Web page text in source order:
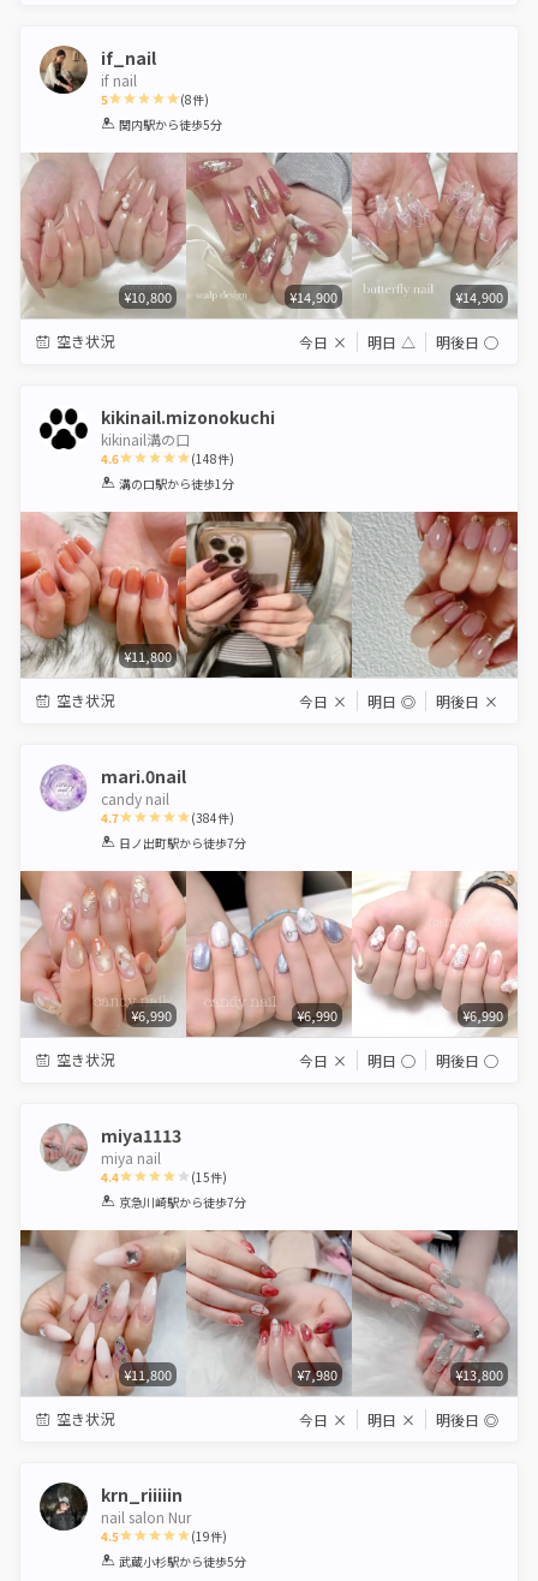
if_nail
if nail
5
1 2 3 4 5
(8件)
関内駅から徒歩5分
¥10,800 ¥14,900 ¥14,900
空き状況 今日 × 明日 △ 明後日 ◯
kikinail.mizonokuchi
kikinail溝の口
4.6
1 2 3 4 5
(148件)
溝の口駅から徒歩1分
¥11,800
空き状況 今日 × 明日 ◎ 明後日 ×
mari.0nail
candy nail
4.7
1 2 3 4 5
(384件)
日ノ出町駅から徒歩7分
¥6,990 ¥6,990 ¥6,990
空き状況 今日 × 明日 ◯ 明後日 ◯
miya1113
miya nail
4.4
1 2 3 4 5
(15件)
京急川崎駅から徒歩7分
¥11,800 ¥7,980 ¥13,800
空き状況 今日 × 明日 × 明後日 ◎
krn_riiiiin
nail salon Nur
4.5
1 2 3 4 5
(19件)
武蔵小杉駅から徒歩5分